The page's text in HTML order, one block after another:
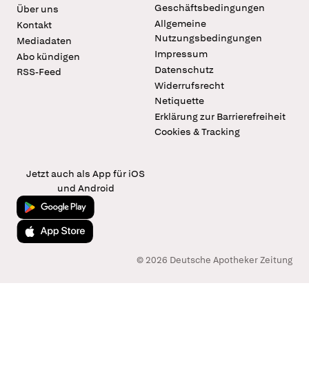
Über uns
Kontakt
Mediadaten
Abo kündigen
RSS-Feed
Geschäftsbedingungen
Allgemeine
Nutzungsbedingungen
Impressum
Datenschutz
Widerrufsrecht
Netiquette
Erklärung zur Barrierefreiheit
Cookies & Tracking
Jetzt auch als App für iOS
und Android
Jetzt bei Google Play
Laden im App Store
© 2026 Deutsche Apotheker Zeitung